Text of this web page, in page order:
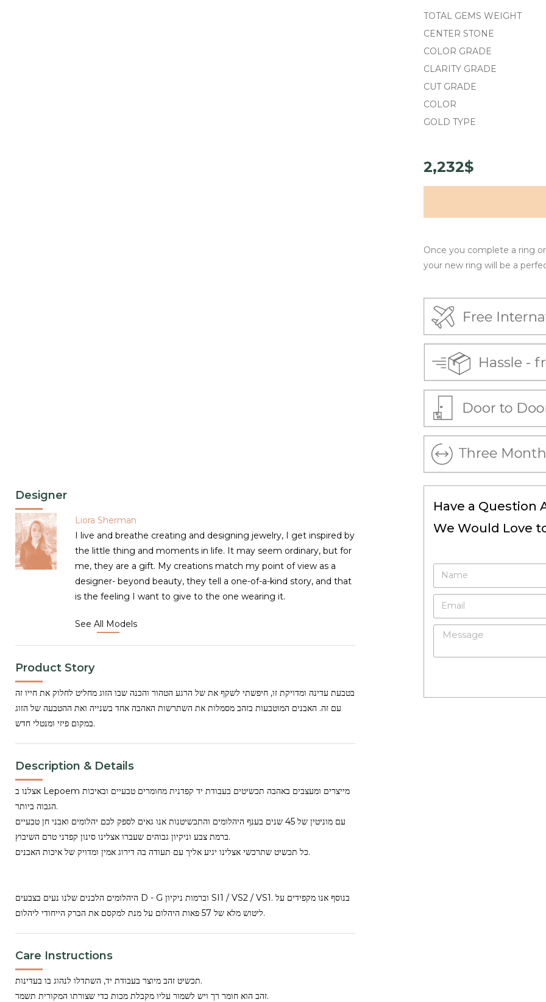
TOTAL GEMS WEIGHT
CENTER STONE
COLOR GRADE
CLARITY GRADE
CUT GRADE
COLOR
GOLD TYPE
2,232$
Once you complete a ring
your new ring will be a
Designer
Liora Sherman
I live and breathe creating and designing jewelry, I get inspired by
the little thing and moments in life. It may seem ordinary, but for
me, they are a gift. My creations match my point of view as a
designer- beyond beauty, they tell a one-of-a-kind story, and that
is the feeling I want to give to the one wearing it.
See All Models
Product Story
בטבעת עדינה ומדויקת זו, חיפשתי לשקף את של הרגע הטהור והכנה שבו הזוג מחליט לחלוק את חייו זה
עם זה. האבנים המוטבעות בזהב מסמלות את השתרשות האהבה אחד בשנייה ואת ההטבעה של הזוג
במקום פיזי ומנטלי חדש.
Description & Details
אצלנו ב Lepoem מייצרים ומעצבים באהבה תכשיטים בעבודת יד קפדנית מחומרים טבעיים ובאיכות
הגבוה ביותר.
עם מוניטין של 45 שנים בענף היהלומים והתכשיטנות אנו גאים לספק לכם יהלומים ואבני חן טבעיים
ברמת צבע וניקיון גבוהים שעברו אצלינו סינון קפדני טרם השיבוץ.
כל תכשיט שתרכשי אצלינו יגיע אליך עם תעודה בה דירוג אמין ומדויק של איכות האבנים.
היהלומים הלבנים שלנו נעים בצבעים D - G וברמות ניקיון SI1 / VS2 / VS1. בנוסף אנו מקפידים על
ליטוש מלא של 57 פאות היהלום על מנת למקסם את הברק הייחודי ליהלום.
Care Instructions
תכשיט זהב מיוצר בעבודת יד, השתדלו לנהוג בו בעדינות.
זהב הוא חומר רך ויש לשמור עליו מקבלת מכות כדי שצורתו המקורית תשמר.
Have a Question
We Would Love